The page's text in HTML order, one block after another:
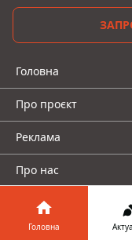
Головна
Про проєкт
Реклама
Про нас
Головна